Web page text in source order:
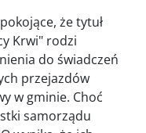
że tytuł
Krwi" rodzi
do świadczeń
przejazdów
w gminie. Choć
samorządu